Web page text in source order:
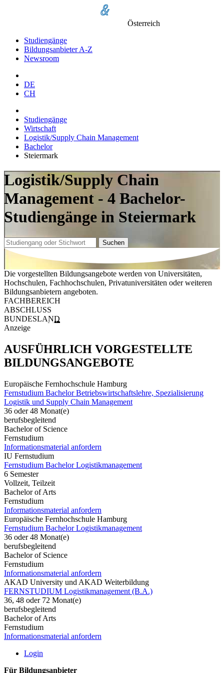
Österreich
Studiengänge
Bildungsanbieter A-Z
Newsroom
DE
CH
Studiengänge
Wirtschaft
Logistik/Supply Chain Management
Bachelor
Steiermark
Logistik/Supply Chain
Management - 4 Bachelor-
Studiengänge in Steiermark
Suchen
Die vorgestellten Bildungsangebote werden von Universitäten,
Hochschulen, Fachhochschulen, Privatuniversitäten oder weiteren
Bildungsanbietern angeboten.
FACHBEREICH
ABSCHLUSS
BUNDESLAND
Anzeige
AUSFÜHRLICH VORGESTELLTE
BILDUNGSANGEBOTE
Europäische Fernhochschule Hamburg
Fernstudium Bachelor Betriebswirtschaftslehre, Spezialisierung
Logistik und Supply Chain Management
36 oder 48 Monat(e)
berufsbegleitend
Bachelor of Science
Fernstudium
Informationsmaterial anfordern
IU Fernstudium
Fernstudium Bachelor Logistikmanagement
6 Semester
Vollzeit, Teilzeit
Bachelor of Arts
Fernstudium
Informationsmaterial anfordern
Europäische Fernhochschule Hamburg
Fernstudium Bachelor Logistikmanagement
36 oder 48 Monat(e)
berufsbegleitend
Bachelor of Science
Fernstudium
Informationsmaterial anfordern
AKAD University und AKAD Weiterbildung
FERNSTUDIUM Logistikmanagement (B.A.)
36, 48 oder 72 Monat(e)
berufsbegleitend
Bachelor of Arts
Fernstudium
Informationsmaterial anfordern
Login
Für Bildungsanbieter